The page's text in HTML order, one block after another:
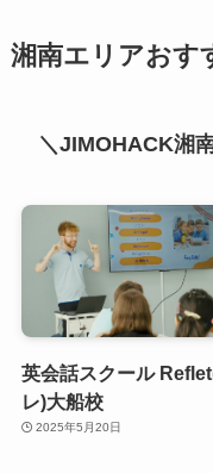
湘南エリアおす
＼JIMOHACK湘
英会話スクール
レ)大船校
2025年5月20日